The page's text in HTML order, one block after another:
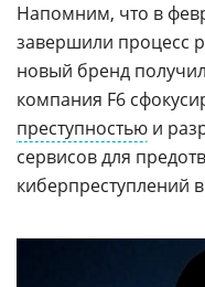
Напомним, что в
завершили процесс
новый бренд
компания F6
преступностью и
сервисов для
киберпреступлений